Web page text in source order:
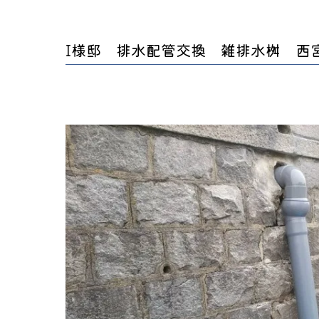
I様邸 排水配管交換 雑排水桝 西